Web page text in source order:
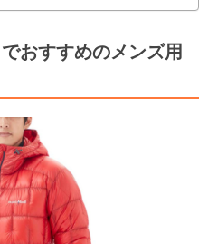
おすすめのメンズ用